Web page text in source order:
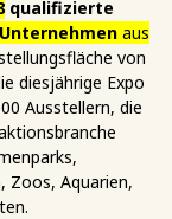
qualifizierte
aus
von
diesjährige Expo
Ausstellern, die
Zoos, Aquarien,